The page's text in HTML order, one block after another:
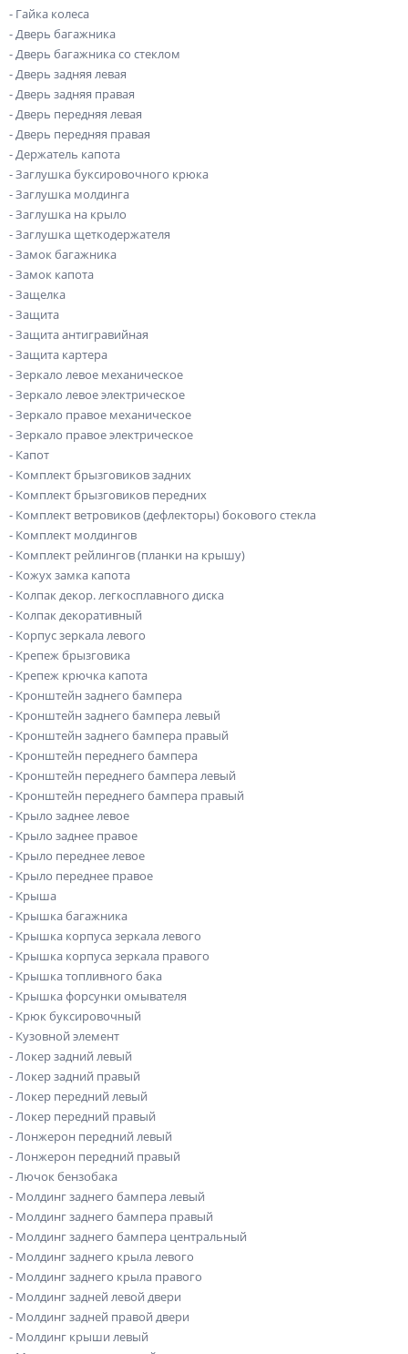
- Гайка колеса
- Дверь багажника
- Дверь багажника со стеклом
- Дверь задняя левая
- Дверь задняя правая
- Дверь передняя левая
- Дверь передняя правая
- Держатель капота
- Заглушка буксировочного крюка
- Заглушка молдинга
- Заглушка на крыло
- Заглушка щеткодержателя
- Замок багажника
- Замок капота
- Защелка
- Защита
- Защита антигравийная
- Защита картера
- Зеркало левое механическое
- Зеркало левое электрическое
- Зеркало правое механическое
- Зеркало правое электрическое
- Капот
- Комплект брызговиков задних
- Комплект брызговиков передних
- Комплект ветровиков (дефлекторы) бокового стекла
- Комплект молдингов
- Комплект рейлингов (планки на крышу)
- Кожух замка капота
- Колпак декор. легкосплавного диска
- Колпак декоративный
- Корпус зеркала левого
- Крепеж брызговика
- Крепеж крючка капота
- Кронштейн заднего бампера
- Кронштейн заднего бампера левый
- Кронштейн заднего бампера правый
- Кронштейн переднего бампера
- Кронштейн переднего бампера левый
- Кронштейн переднего бампера правый
- Крыло заднее левое
- Крыло заднее правое
- Крыло переднее левое
- Крыло переднее правое
- Крыша
- Крышка багажника
- Крышка корпуса зеркала левого
- Крышка корпуса зеркала правого
- Крышка топливного бака
- Крышка форсунки омывателя
- Крюк буксировочный
- Кузовной элемент
- Локер задний левый
- Локер задний правый
- Локер передний левый
- Локер передний правый
- Лонжерон передний левый
- Лонжерон передний правый
- Лючок бензобака
- Молдинг заднего бампера левый
- Молдинг заднего бампера правый
- Молдинг заднего бампера центральный
- Молдинг заднего крыла левого
- Молдинг заднего крыла правого
- Молдинг задней левой двери
- Молдинг задней правой двери
- Молдинг крыши левый